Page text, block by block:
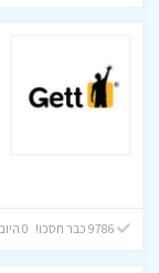
9786 כבר חסכו! 0 היום